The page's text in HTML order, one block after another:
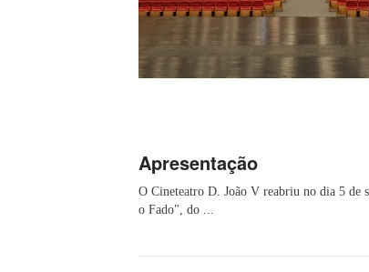
Apresentação
O Cineteatro D. João V reabriu no dia 5 de
o Fado", do ...